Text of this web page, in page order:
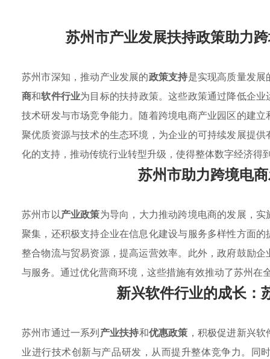
苏州市产业发展扶持政策助力
苏州市深知，推动产业发展的政策支持是实现高质量发
商和软件行业为目标的扶持政策。这些政策通过降低企
技术研发与市场竞争能力。随着跨境电商产业园区的建
聚优质资源与技术的生态环境，为企业的可持续发展提
化的支持，推动传统行业转型升级，使得整体数字经济得
苏州市助力跨境电
苏州市以产业政策为导向，大力推动跨境电商的发展，
聚集，还积极支持企业在信息化建设与服务多样性方面
整合物流与贸易资源，提高运营效率。此外，政府鼓励
与服务。通过优化营商环境，这些措施有效推动了苏州在
新兴软件行业的成长：
苏州市通过一系列产业扶持和优惠政策 ，积极促进新兴
业进行技术创新与产品研发，从而提升整体竞争力。同